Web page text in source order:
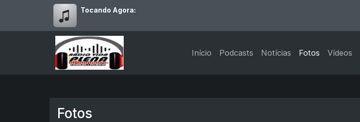
Tocando Agora:
Início Podcasts Notícias Fotos Vídeos
Fotos